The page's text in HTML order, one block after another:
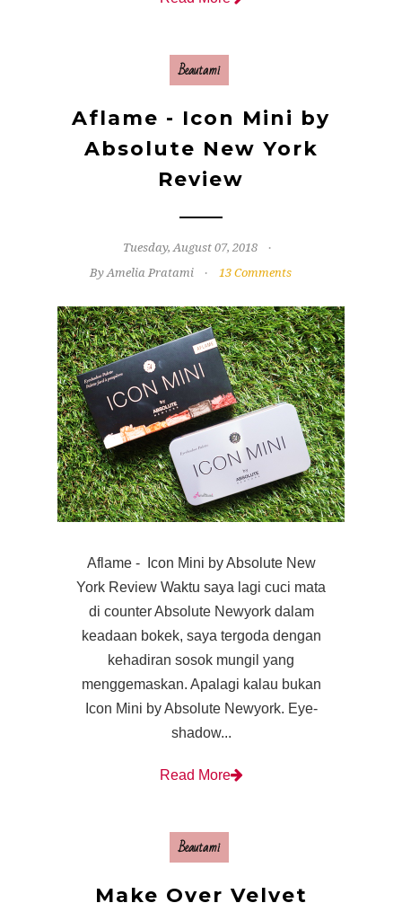
Beautami
Aflame - Icon Mini by
Absolute New York
Review
Tuesday, August 07, 2018
By Amelia Pratami
13 Comments
Aflame - Icon Mini by Absolute New
York Review Waktu saya lagi cuci mata
di counter Absolute Newyork dalam
keadaan bokek, saya tergoda dengan
kehadiran sosok mungil yang
menggemaskan. Apalagi kalau bukan
Icon Mini by Absolute Newyork. Eye-
shadow...
Read More
Beautami
Make Over Velvet